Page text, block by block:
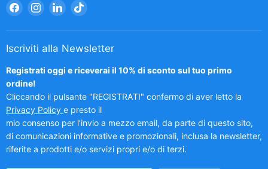
Trovaci
Facebook
Trovaci
Instagram
Trovaci
LinkedIn
Trovaci
TikTok
Iscriviti alla Newsletter
Registrati oggi e riceverai il 10% di sconto sul tuo primo
ordine!
Cliccando il pulsante "REGISTRATI" confermo di aver letto la
Privacy Policy e presto il
mio consenso per l’invio a mezzo email, da parte di questo sito,
di comunicazioni informative e promozionali, inclusa la newsletter,
riferite a prodotti e/o servizi propri e/o di terzi.